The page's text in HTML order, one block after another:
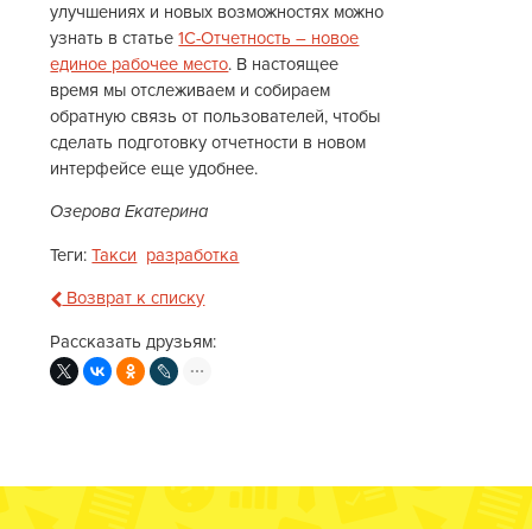
улучшениях и новых возможностях можно
узнать в статье1С-Отчетность – новое
единое рабочее место. В настоящее
время мы отслеживаем и собираем
обратную связь от пользователей, чтобы
сделать подготовку отчетности в новом
интерфейсе еще удобнее.
Озерова Екатерина
Теги:Такси разработка
Возврат к списку
Рассказать друзьям: